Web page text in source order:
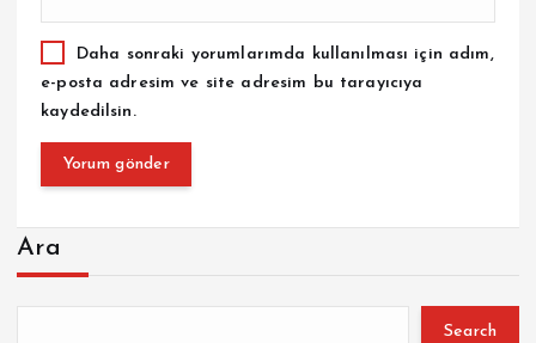
Daha sonraki yorumlarımda kullanılması için adım,
e-posta adresim ve site adresim bu tarayıcıya
kaydedilsin.
Ara
Search